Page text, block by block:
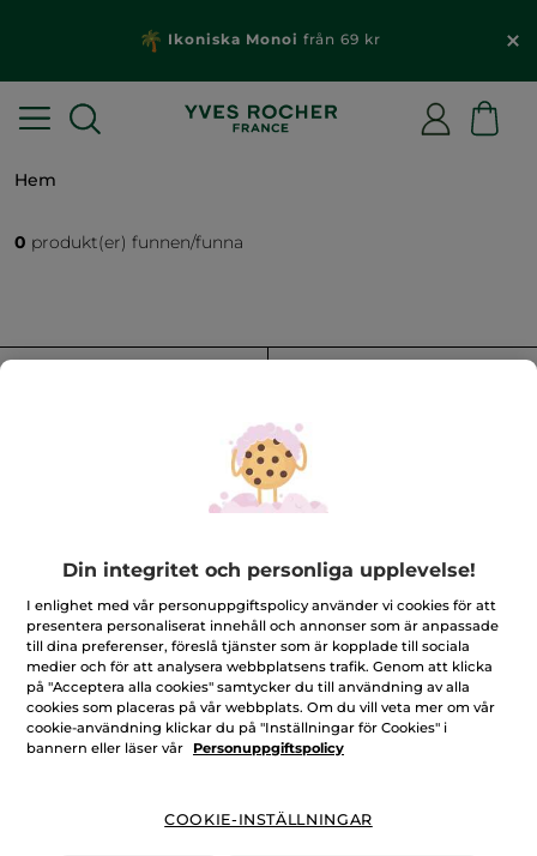
Ikoniska Monoi från 69 kr
Hem
0 produkt(er) funnen/funna
100%vegetabiliska
ingredienser
60 hektar
ekologiska odlingar
Din integritet och personliga upplevelse!
I enlighet med vår personuppgiftspolicy använder vi cookies för att
presentera personaliserat innehåll och annonser som är anpassade
till dina preferenser, föreslå tjänster som är kopplade till sociala
medier och för att analysera webbplatsens trafik. Genom att klicka
på "Acceptera alla cookies" samtycker du till användning av alla
cookies som placeras på vår webbplats. Om du vill veta mer om vår
cookie-användning klickar du på "Inställningar för Cookies" i
bannern eller läser vår
Personuppgiftspolicy
COOKIE-INSTÄLLNINGAR